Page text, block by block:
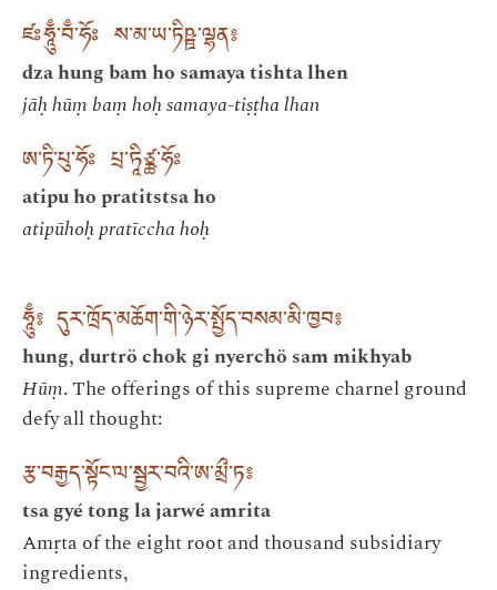
ཛཿཧཱུྃ་བྃ་ཧོཿ ས་མ་ཡ་ཏིཥྛ་ལྷན༔
dza hung bam ho samaya tishta lhen
jāḥ hūṃ baṃ hoḥ samaya-tiṣṭha lhan
ཨ་ཏི་པུ་ཧོཿ པྲ་ཏཱིཙྪ་ཧོཿ
atipu ho pratitstsa ho
atipūhoḥ pratīccha hoḥ
ཧཱུྃ༔ དུར་ཁྲོད་མཆོག་གི་ཉེར་སྤྱོད་བསམ་མི་ཁྱབ༔
hung, durtrö chok gi nyerchö sam mikhyab
Hūṃ. The offerings of this supreme charnel ground
defy all thought:
རྩ་བརྒྱད་སྟོང་ལ་སྦྱར་བའི་ཨ་མྲྀ་ཏ༔
tsa gyé tong la jarwé amrita
Amṛta of the eight root and thousand subsidiary
ingredients,